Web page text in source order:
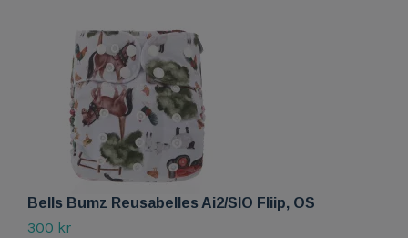
Bells Bumz Reusabelles Ai2/SIO Fliip, OS
300 kr